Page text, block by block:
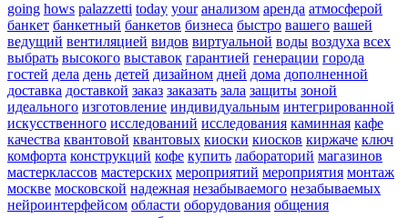
going hows palazzetti today your анализом аренда атмосферой
банкет банкетный банкетов бизнеса быстро вашего вашей
ведущий вентиляцией видов виртуальной воды воздуха всех
выбрать высокого выставок гарантией генерации города
гостей дела день детей дизайном дней дома дополненной
доставка доставкой заказ заказать зала защиты зоной
идеального изготовление индивидуальным интегрированной
искусственного исследований исследования каминная кафе
качества квантовой квантовых киоски киосков киржаче ключ
комфорта конструкций кофе купить лабораторий магазинов
мастерклассов мастерских мероприятий мероприятия монтаж
москве московской надежная незабываемого незабываемых
нейроинтерфейсом области оборудования общения